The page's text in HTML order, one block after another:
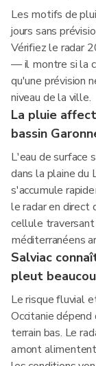
Les motifs de
jours sans
Vérifiez le radar
— il montre si la
qu'une prévision
niveau de la ville.
La pluie
bassin
L'eau de surface
dans la plaine du
s'accumule
le radar en direct
cellule
méditerranéens
Salviac
pleut
Le risque fluvial
Occitanie
terrain bas. Le
amont